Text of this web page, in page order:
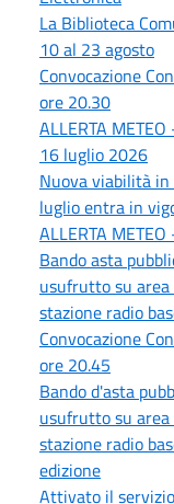
La Biblioteca
10 al 23 agosto
Convocazione
ore 20.30
ALLERTA
16 luglio 2026
Nuova viabilità in
luglio entra in
ALLERTA
Bando asta
usufrutto su area
stazione radio
Convocazione
ore 20.45
Bando d'asta
usufrutto su area
stazione radio
edizione
Attivato il